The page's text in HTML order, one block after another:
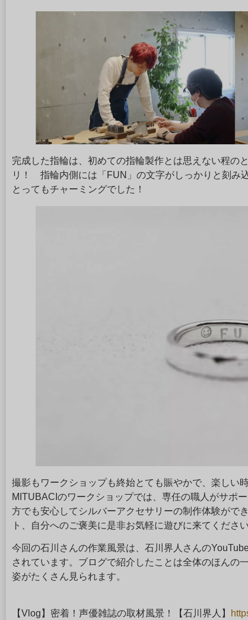
完成した指輪は、初めての指輪製作とは思えない程の
リ！ 指輪内側には「FUN」の文字がしっかりと刻み
とってもチャーミングでした！
撮影もワークショップも終始とても賑やかで、楽しい
MITUBACIのワークショップでは、専任の職人がサポ
方でも安心してシルバーアクセサリーの制作体験がで
ト、自分へのご褒美に是非お気軽に遊びに来てください
今回の石川さんの作業風景は、石川界人さんの
されています。ブログで紹介したことは全体のほんの
姿がたくさん見られます。
【Vlog】密着！声優雑誌の取材風景！【石川界人】